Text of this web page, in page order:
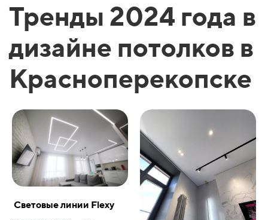
Тренды 2024 года в
дизайне потолков в
Красноперекопске
Световые линии Flexy